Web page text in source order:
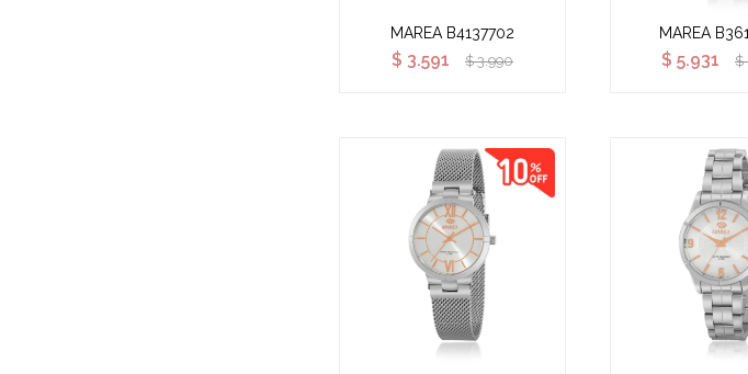
MAREA B4137702
$ 3.591 $ 3.990
MAREA
$ 5.931 $